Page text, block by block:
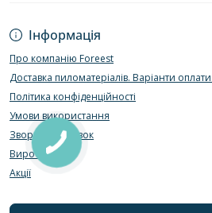
Інформація
Про компанію Foreest
Доставка пиломатеріалів. Варіанти
Політика конфіденційності
Умови використання
Зворотній зв’язок
Виробники
Акції